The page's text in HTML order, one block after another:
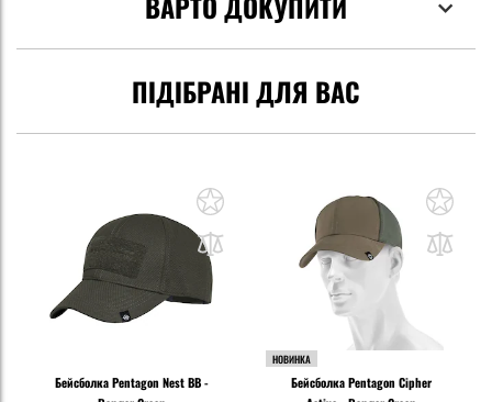
ПІДІБРАНІ ДЛЯ ВАС
Бейсболка Pentagon Nest BB -
НОВИНКА
Бейсболка Pentagon Cipher